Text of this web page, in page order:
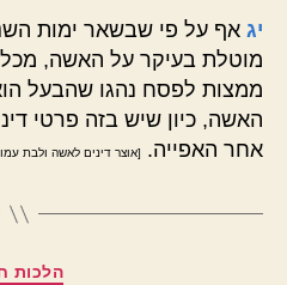
יג אף על פי שבשאר ימות
מוטלת בעיקר על האשה,
ממצות לפסח נהגו שהבעל
האשה, כיון שיש בזה פרטי
אחר האפייה.
[אוצר דינים לאשה ולבת
הלכות